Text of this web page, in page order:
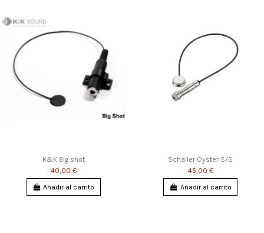
K&K Big shot
40,00 €
Añadir al carrito
Schaller Oyster S/S
45,00 €
Añadir al carrito